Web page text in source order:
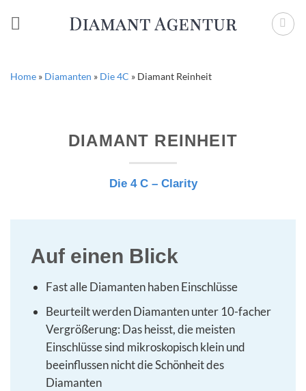
Inhalt
Home » Diamanten » Die 4C » Diamant Reinheit
DIAMANT REINHEIT
Die 4 C – Clarity
Auf einen Blick
Fast alle Diamanten haben Einschlüsse
Beurteilt werden Diamanten unter 10-facher
Vergrößerung: Das heisst, die meisten
Einschlüsse sind mikroskopisch klein und
beeinflussen nicht die Schönheit des
Diamanten